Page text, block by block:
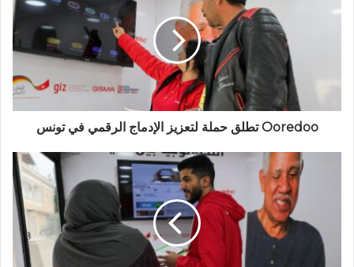
Ooredoo تطلق حملة لتعزيز الإدماج الرقمي في تونس